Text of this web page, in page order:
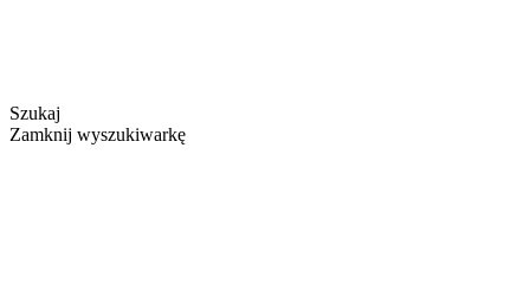
Szukaj
Zamknij wyszukiwarkę